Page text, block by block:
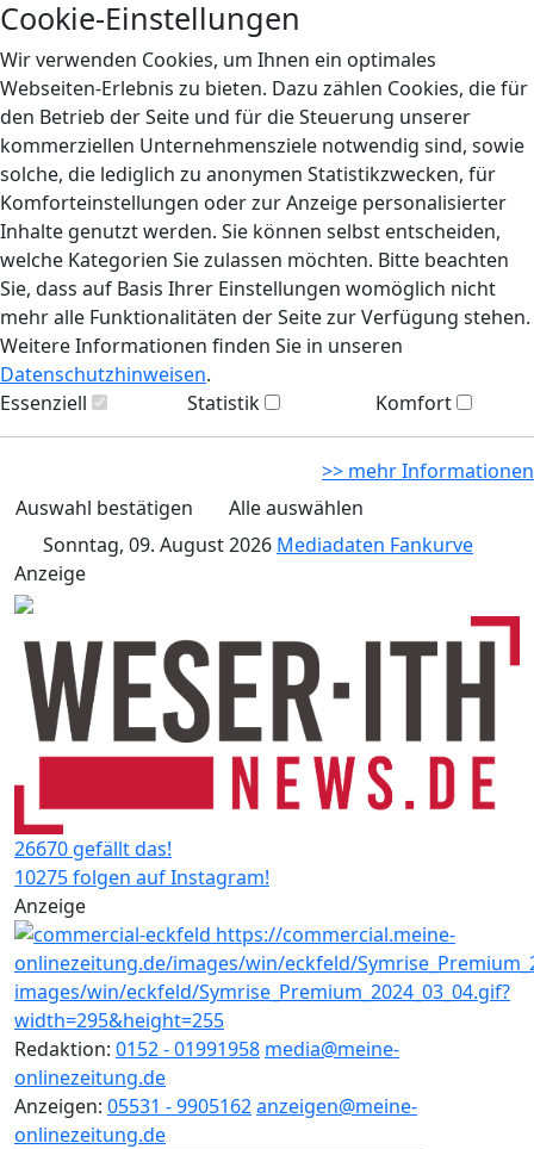
Cookie-Einstellungen
Wir verwenden Cookies, um Ihnen ein optimales
Webseiten-Erlebnis zu bieten. Dazu zählen Cookies, die für
den Betrieb der Seite und für die Steuerung unserer
kommerziellen Unternehmensziele notwendig sind, sowie
solche, die lediglich zu anonymen Statistikzwecken, für
Komforteinstellungen oder zur Anzeige personalisierter
Inhalte genutzt werden. Sie können selbst entscheiden,
welche Kategorien Sie zulassen möchten. Bitte beachten
Sie, dass auf Basis Ihrer Einstellungen womöglich nicht
mehr alle Funktionalitäten der Seite zur Verfügung stehen.
Weitere Informationen finden Sie in unseren
Datenschutzhinweisen.
Essenziell
Statistik Komfort
>> mehr Informationen
Auswahl bestätigen
Alle auswählen
Sonntag, 09. August 2026 Mediadaten Fankurve
Anzeige
26670 gefällt das!
10275 folgen auf Instagram!
Anzeige
Redaktion: 0152 - 01991958 media@meine-
onlinezeitung.de
Anzeigen: 05531 - 9905162anzeigen@meine-
onlinezeitung.de